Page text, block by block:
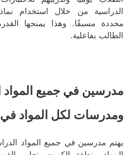
الدراسية من خلال استخدام
محددة مسبقًا. وهذا يمنحها
الطالب بفاعلية.
مدرسين في جميع المواد
ومدرسات لكل المواد
يهتم مدرسين في جميع المواد